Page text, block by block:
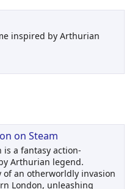
inspired by Arthurian
on Steam
a fantasy action-
Arthurian legend.
of an otherworldly invasion
London, unleashing